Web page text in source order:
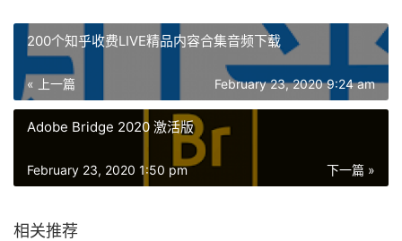
200个知乎收费LIVE精品内容合集音频下载
« 上一篇 February 23, 2020 9:24 am
Adobe Bridge 2020 激活版
下一篇 »
February 23, 2020 1:50 pm
相关推荐